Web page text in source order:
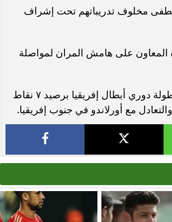
مخلوف تدريباتهم تحت إشراف
المعاون على هامش المران لمواصلة
ويتصدر الأهلي قمة المجموعة الثالثة بدور المجموعات لبطولة دوري أبطال إفريقيا برصيد ٧ نقاط
مع أورلاندو في جنوب إفريقيا.